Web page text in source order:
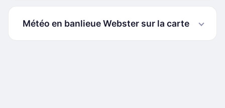
Météo en banlieue Webster sur la carte